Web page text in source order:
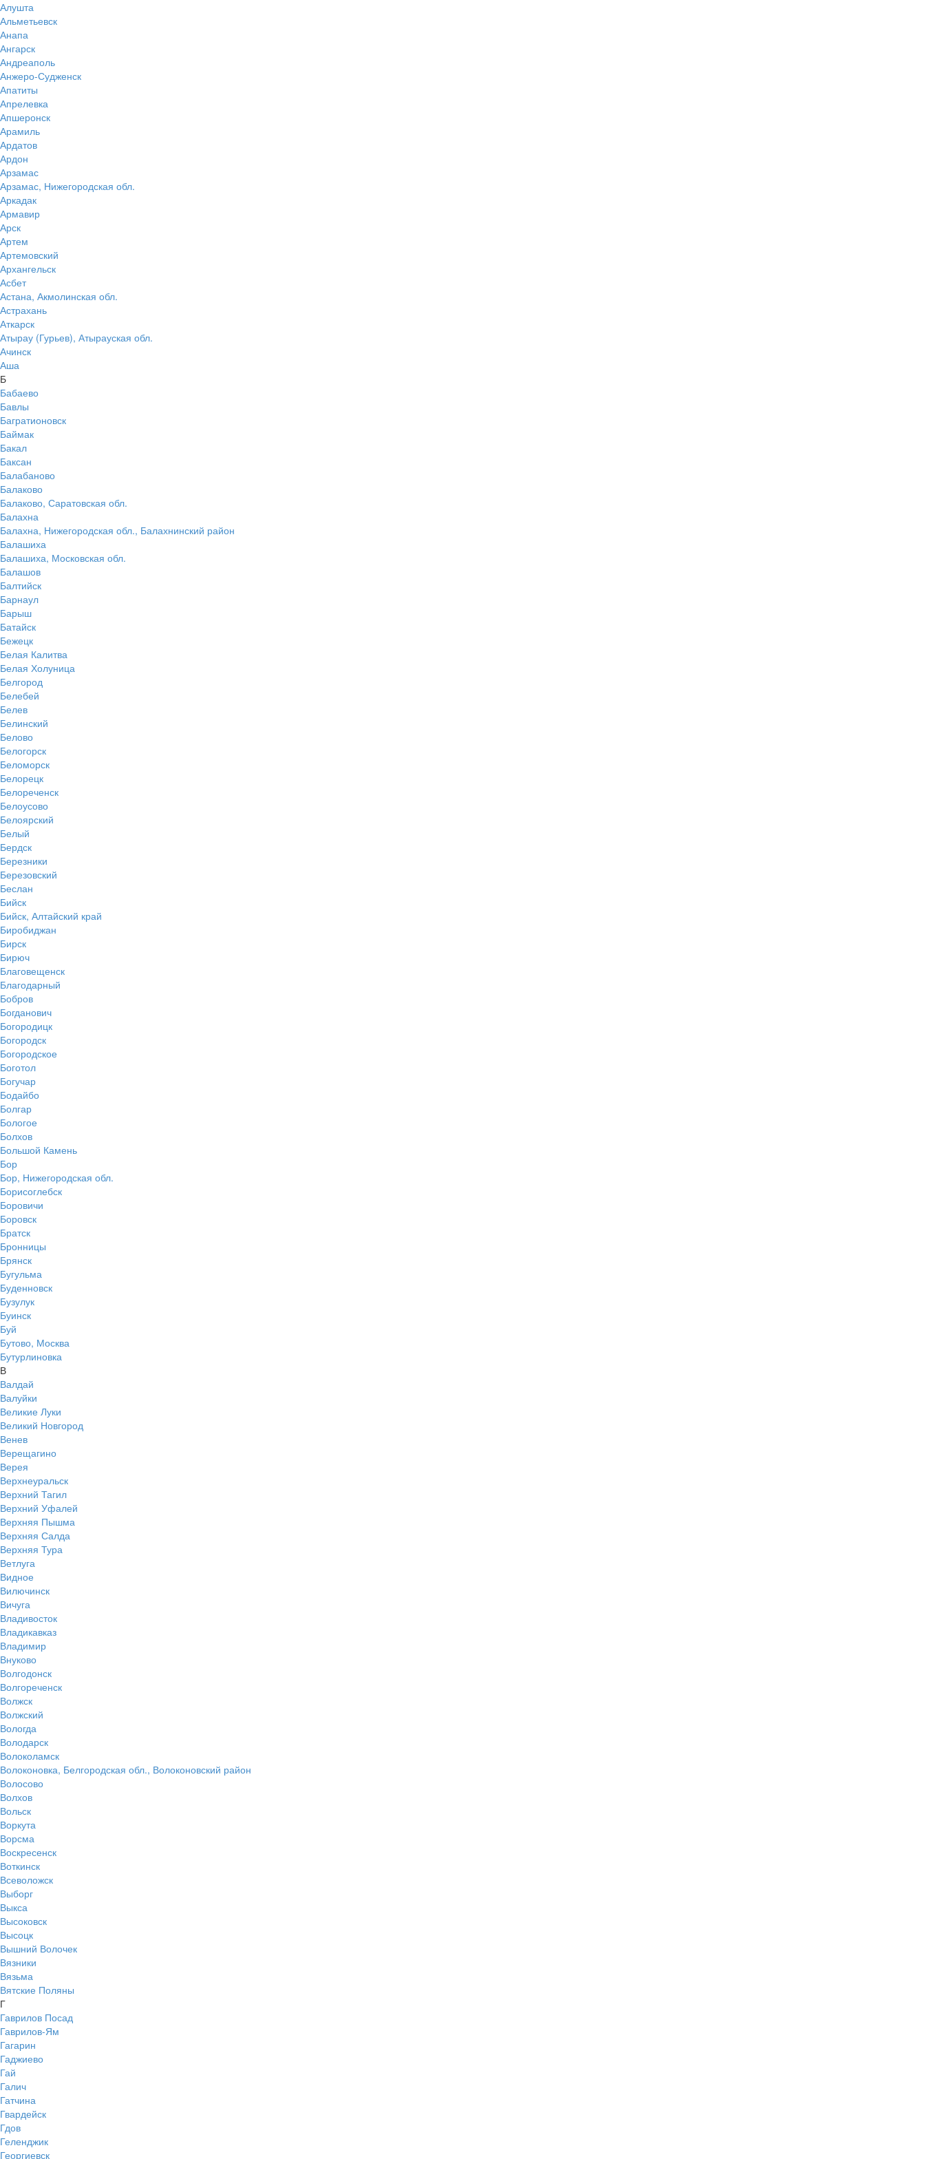
Алушта
Альметьевск
Анапа
Ангарск
Андреаполь
Анжеро-Судженск
Апатиты
Апрелевка
Апшеронск
Арамиль
Ардатов
Ардон
Арзамас
Арзамас, Нижегородская обл.
Аркадак
Армавир
Арск
Артем
Артемовский
Архангельск
Асбет
Астана, Акмолинская обл.
Астрахань
Аткарск
Атырау (Гурьев), Атырауская обл.
Ачинск
Аша
Б
Бабаево
Бавлы
Багратионовск
Баймак
Бакал
Баксан
Балабаново
Балаково
Балаково, Саратовская обл.
Балахна
Балахна, Нижегородская обл., Балахнинский район
Балашиха
Балашиха, Московская обл.
Балашов
Балтийск
Барнаул
Барыш
Батайск
Бежецк
Белая Калитва
Белая Холуница
Белгород
Белебей
Белев
Белинский
Белово
Белогорск
Беломорск
Белорецк
Белореченск
Белоусово
Белоярский
Белый
Бердск
Березники
Березовский
Беслан
Бийск
Бийск, Алтайский край
Биробиджан
Бирск
Бирюч
Благовещенск
Благодарный
Бобров
Богданович
Богородицк
Богородск
Богородское
Боготол
Богучар
Бодайбо
Болгар
Бологое
Болхов
Большой Камень
Бор
Бор, Нижегородская обл.
Борисоглебск
Боровичи
Боровск
Братск
Бронницы
Брянск
Бугульма
Буденновск
Бузулук
Буинск
Буй
Бутово, Москва
Бутурлиновка
В
Валдай
Валуйки
Великие Луки
Великий Новгород
Венев
Верещагино
Верея
Верхнеуральск
Верхний Тагил
Верхний Уфалей
Верхняя Пышма
Верхняя Салда
Верхняя Тура
Ветлуга
Видное
Вилючинск
Вичуга
Владивосток
Владикавказ
Владимир
Внуково
Волгодонск
Волгореченск
Волжск
Волжский
Вологда
Володарск
Волоколамск
Волоконовка, Белгородская обл., Волоконовский район
Волосово
Волхов
Вольск
Воркута
Ворсма
Воскресенск
Воткинск
Всеволожск
Выборг
Выкса
Высоковск
Высоцк
Вышний Волочек
Вязники
Вязьма
Вятские Поляны
Г
Гаврилов Посад
Гаврилов-Ям
Гагарин
Гаджиево
Гай
Галич
Гатчина
Гвардейск
Гдов
Геленджик
Георгиевск